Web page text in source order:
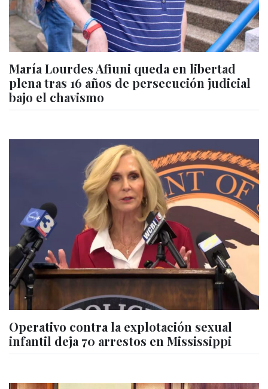
María Lourdes Afiuni queda en libertad
plena tras 16 años de persecución judicial
bajo el chavismo
Operativo contra la explotación sexual
infantil deja 70 arrestos en Mississippi